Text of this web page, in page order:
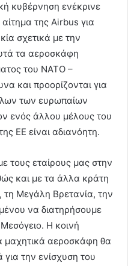
κυβέρνηση ενέκρινε
της Airbus για
σχετικά με την
τα αεροσκάφη
του ΝΑΤΟ –
και προορίζονται για
των ευρωπαίων
ενός άλλου μέλους του
ΕΕ είναι αδιανόητη.
τους εταίρους μας στην
και με τα άλλα κράτη
Μεγάλη Βρετανία, την
να διατηρήσουμε
Η κοινή
μαχητικά αεροσκάφη θα
για την ενίσχυση του